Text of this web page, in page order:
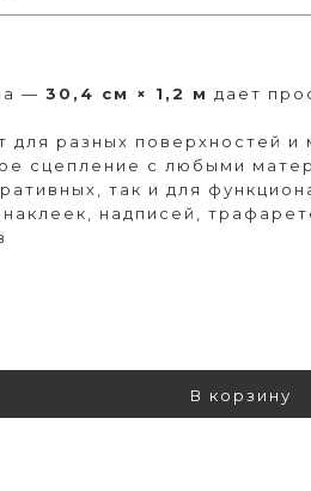
— 30,4 см × 1,2 м дает
для разных поверхностей и
сцепление с любыми
так и для
надписей,
В корзину